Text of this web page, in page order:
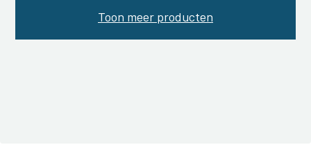
Toon meer producten